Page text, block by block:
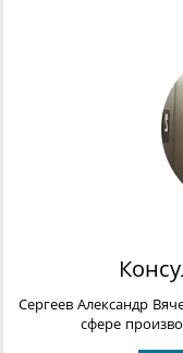
Сергеев Александр
сфере